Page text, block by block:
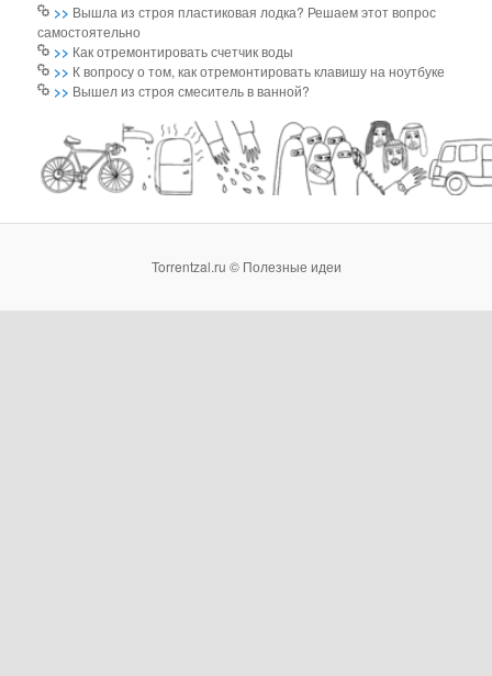
>> Вышла из строя пластиковая лодка? Решаем этот вопрос
самостоятельно
>> Как отремонтировать счетчик воды
>> К вопросу о том, как отремонтировать клавишу на ноутбуке
>> Вышел из строя смеситель в ванной?
Torrentzal.ru © Полезные идеи